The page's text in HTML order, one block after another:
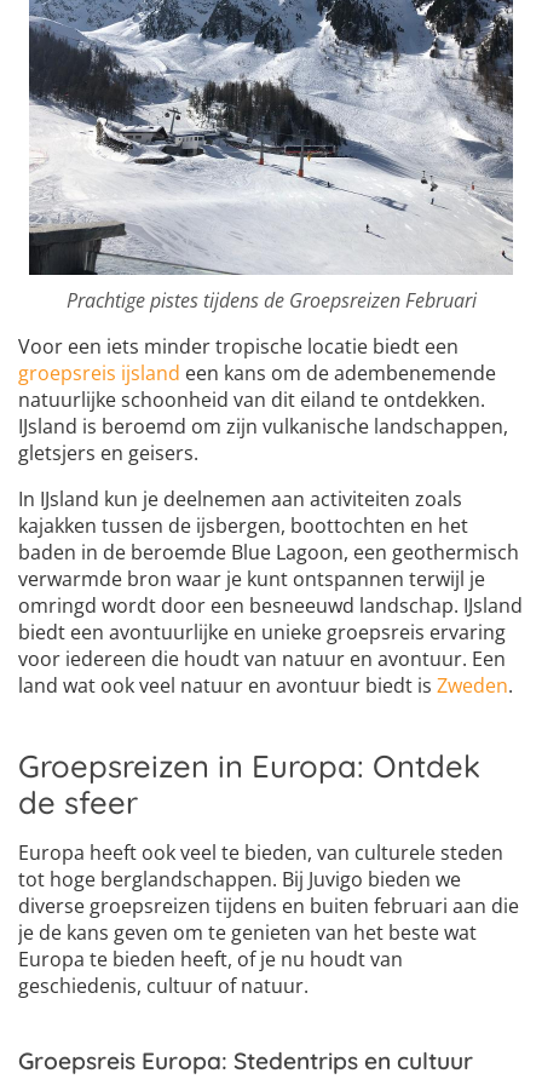
Prachtige pistes tijdens de Groepsreizen Februari
Voor een iets minder tropische locatie biedt een
groepsreis ijsland een kans om de adembenemende
natuurlijke schoonheid van dit eiland te ontdekken.
IJsland is beroemd om zijn vulkanische landschappen,
gletsjers en geisers.
In IJsland kun je deelnemen aan activiteiten zoals
kajakken tussen de ijsbergen, boottochten en het
baden in de beroemde Blue Lagoon, een geothermisch
verwarmde bron waar je kunt ontspannen terwijl je
omringd wordt door een besneeuwd landschap. IJsland
biedt een avontuurlijke en unieke groepsreis ervaring
voor iedereen die houdt van natuur en avontuur. Een
land wat ook veel natuur en avontuur biedt is Zweden.
Groepsreizen in Europa: Ontdek
de sfeer
Europa heeft ook veel te bieden, van culturele steden
tot hoge berglandschappen. Bij Juvigo bieden we
diverse groepsreizen tijdens en buiten februari aan die
je de kans geven om te genieten van het beste wat
Europa te bieden heeft, of je nu houdt van
geschiedenis, cultuur of natuur.
Groepsreis Europa: Stedentrips en cultuur